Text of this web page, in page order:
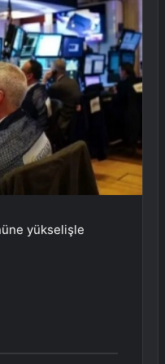
yükselişle